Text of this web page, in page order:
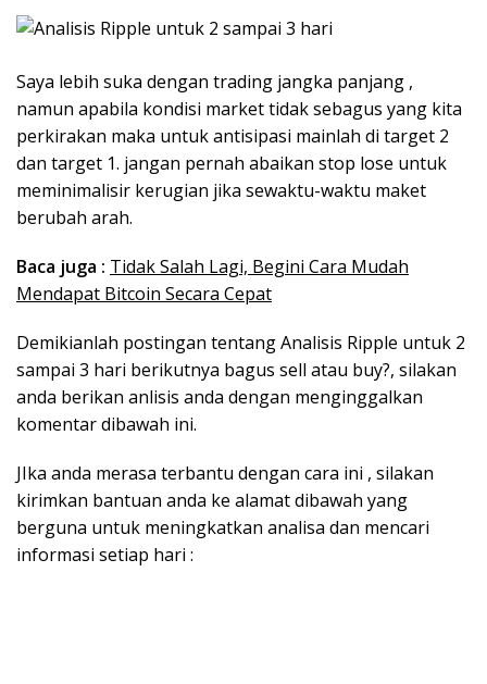
Saya lebih suka dengan trading jangka panjang ,
namun apabila kondisi market tidak sebagus yang kita
perkirakan maka untuk antisipasi mainlah di target 2
dan target 1. jangan pernah abaikan stop lose untuk
meminimalisir kerugian jika sewaktu-waktu maket
berubah arah.
Baca juga : Tidak Salah Lagi, Begini Cara Mudah
Mendapat Bitcoin Secara Cepat
Demikianlah postingan tentang Analisis Ripple untuk 2
sampai 3 hari berikutnya bagus sell atau buy?, silakan
anda berikan anlisis anda dengan menginggalkan
komentar dibawah ini.
JIka anda merasa terbantu dengan cara ini , silakan
kirimkan bantuan anda ke alamat dibawah yang
berguna untuk meningkatkan analisa dan mencari
informasi setiap hari :